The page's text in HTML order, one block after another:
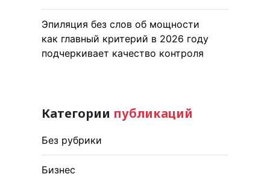
Эпиляция без слов об мощности
как главный критерий в 2026 году
подчеркивает качество контроля
Категории публикаций
Без рубрики
Бизнес